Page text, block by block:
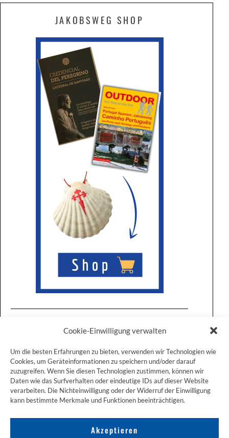
Cookie-Einwilligung verwalten
Um die besten Erfahrungen zu bieten, verwenden wir Technologien wie
Cookies, um Geräteinformationen zu speichern und/oder darauf
zuzugreifen. Wenn Sie diesen Technologien zustimmen, können wir
Daten wie das Surfverhalten oder eindeutige IDs auf dieser Website
verarbeiten. Die Nichteinwilligung oder der Widerruf der Einwilligung
kann bestimmte Merkmale und Funktionen beeinträchtigen.
Akzeptieren
JAKOBSWEG SHOP
ZUM JAKOBSWEG SHOP